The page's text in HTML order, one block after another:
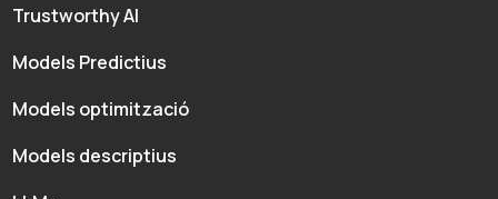
Trustworthy AI
Models Predictius
Models optimització
Models descriptius